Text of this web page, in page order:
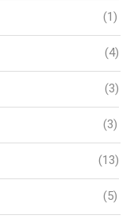
(1)
(4)
(3)
(3)
(13)
(5)